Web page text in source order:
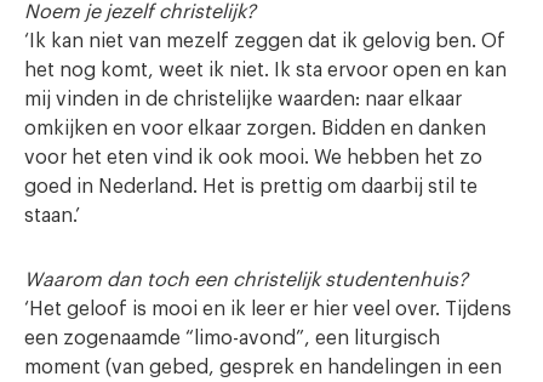
Noem je jezelf christelijk?
‘Ik kan niet van mezelf zeggen dat ik gelovig ben. Of
het nog komt, weet ik niet. Ik sta ervoor open en kan
mij vinden in de christelijke waarden: naar elkaar
omkijken en voor elkaar zorgen. Bidden en danken
voor het eten vind ik ook mooi. We hebben het zo
goed in Nederland. Het is prettig om daarbij stil te
staan.’
Waarom dan toch een christelijk studentenhuis?
‘Het geloof is mooi en ik leer er hier veel over. Tijdens
een zogenaamde “limo-avond”, een liturgisch
moment (van gebed, gesprek en handelingen in een